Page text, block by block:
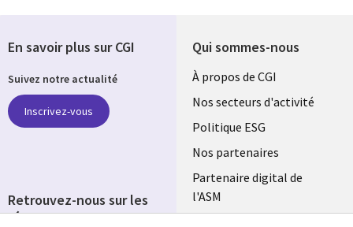
Qui sommes-nous
Useful
links
FRANCE
À propos de CGI
Nos secteurs d'activité
Politique ESG
Nos partenaires
Partenaire digital de
l'ASM
En savoir plus sur CGI
Suivez notre actualité
Inscrivez-vous
Retrouvez-nous sur les
réseaux